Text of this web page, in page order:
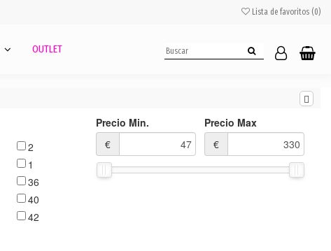
Lista de favoritos (0)
OUTLET
2
1
36
40
42
Precio Min.
€
Precio Max
€